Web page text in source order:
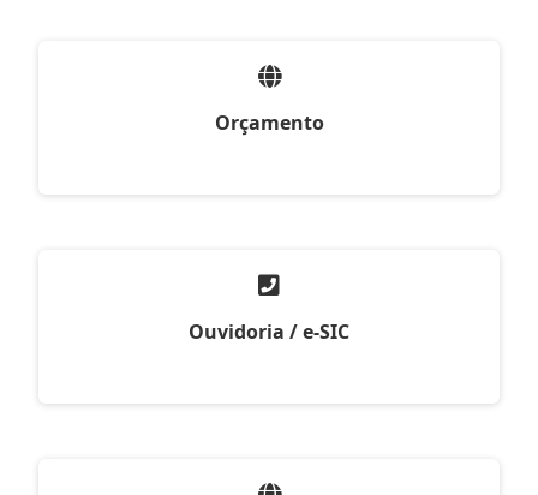
Orçamento
Ouvidoria / e-SIC